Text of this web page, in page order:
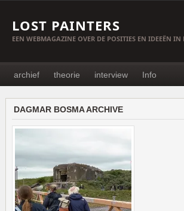
LOST PAINTERS
EEN WEBMAGAZINE OVER DE POSITIES EN IDEEËN IN
archief theorie interview Info
DAGMAR BOSMA ARCHIVE